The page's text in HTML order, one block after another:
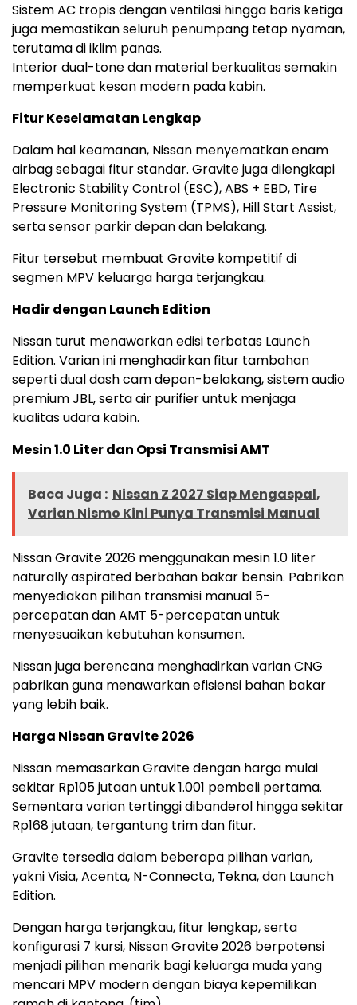
Sistem AC tropis dengan ventilasi hingga baris ketiga
juga memastikan seluruh penumpang tetap nyaman,
terutama di iklim panas.
Interior dual-tone dan material berkualitas semakin
memperkuat kesan modern pada kabin.
Fitur Keselamatan Lengkap
Dalam hal keamanan, Nissan menyematkan enam
airbag sebagai fitur standar. Gravite juga dilengkapi
Electronic Stability Control (ESC), ABS + EBD, Tire
Pressure Monitoring System (TPMS), Hill Start Assist,
serta sensor parkir depan dan belakang.
Fitur tersebut membuat Gravite kompetitif di
segmen MPV keluarga harga terjangkau.
Hadir dengan Launch Edition
Nissan turut menawarkan edisi terbatas Launch
Edition. Varian ini menghadirkan fitur tambahan
seperti dual dash cam depan-belakang, sistem audio
premium JBL, serta air purifier untuk menjaga
kualitas udara kabin.
Mesin 1.0 Liter dan Opsi Transmisi AMT
Baca Juga : Nissan Z 2027 Siap Mengaspal,
Varian Nismo Kini Punya Transmisi Manual
Nissan Gravite 2026 menggunakan mesin 1.0 liter
naturally aspirated berbahan bakar bensin. Pabrikan
menyediakan pilihan transmisi manual 5-
percepatan dan AMT 5-percepatan untuk
menyesuaikan kebutuhan konsumen.
Nissan juga berencana menghadirkan varian CNG
pabrikan guna menawarkan efisiensi bahan bakar
yang lebih baik.
Harga Nissan Gravite 2026
Nissan memasarkan Gravite dengan harga mulai
sekitar Rp105 jutaan untuk 1.001 pembeli pertama.
Sementara varian tertinggi dibanderol hingga sekitar
Rp168 jutaan, tergantung trim dan fitur.
Gravite tersedia dalam beberapa pilihan varian,
yakni Visia, Acenta, N-Connecta, Tekna, dan Launch
Edition.
Dengan harga terjangkau, fitur lengkap, serta
konfigurasi 7 kursi, Nissan Gravite 2026 berpotensi
menjadi pilihan menarik bagi keluarga muda yang
mencari MPV modern dengan biaya kepemilikan